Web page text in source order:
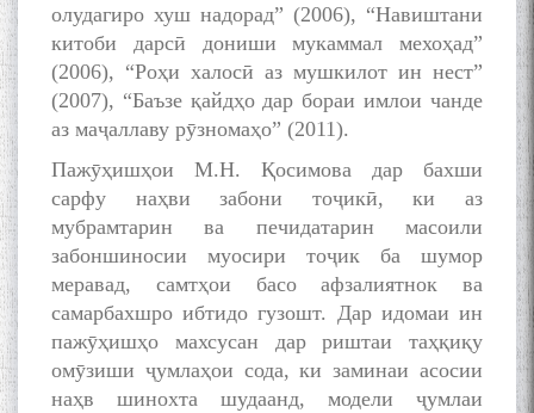
олудагиро хуш надорад” (2006), “Навиштани
китоби дарсӣ дониши мукаммал мехоҳад”
(2006), “Роҳи халосӣ аз мушкилот ин нест”
(2007), “Баъзе қайдҳо дар бораи имлои чанде
аз маҷаллаву рӯзномаҳо” (2011).
Пажӯҳишҳои М.Н. Қосимова дар бахши
сарфу наҳви забони тоҷикӣ, ки аз
мубрамтарин ва печидатарин масоили
забоншиносии муосири тоҷик ба шумор
меравад, самтҳои басо афзалиятнок ва
самарбахшро ибтидо гузошт. Дар идомаи ин
пажӯҳишҳо махсусан дар риштаи таҳқиқу
омӯзиши ҷумлаҳои сода, ки заминаи асосии
наҳв шинохта шудаанд, модели ҷумлаи